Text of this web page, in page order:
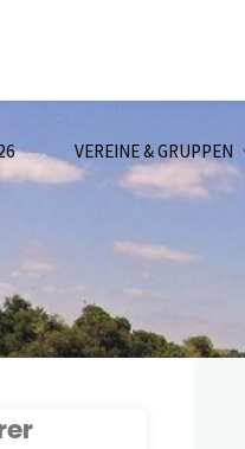
VEREINE & GRUPPEN